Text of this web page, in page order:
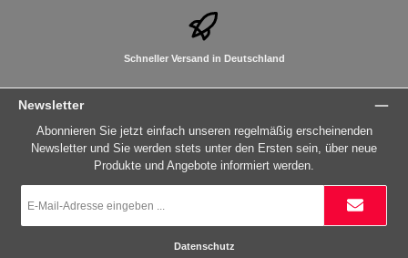
Schneller Versand in Deutschland
Newsletter
Abonnieren Sie jetzt einfach unseren regelmäßig erscheinenden
Newsletter und Sie werden stets unter den Ersten sein, über neue
Produkte und Angebote informiert werden.
Mail-
Datenschutz